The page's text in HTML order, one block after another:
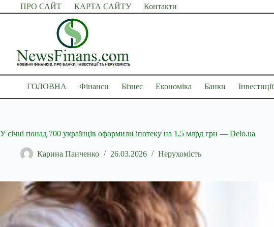
Перейти
до
ПРО САЙТ КАРТА САЙТУ Контакти
ГОЛОВНА Фінанси Бізнес Економіка Банки Інвестиції
У січні понад 700 українців оформили іпотеку на 1,5 млрд грн — Delo.ua
Карина Панченко 26.03.2026 Нерухомість